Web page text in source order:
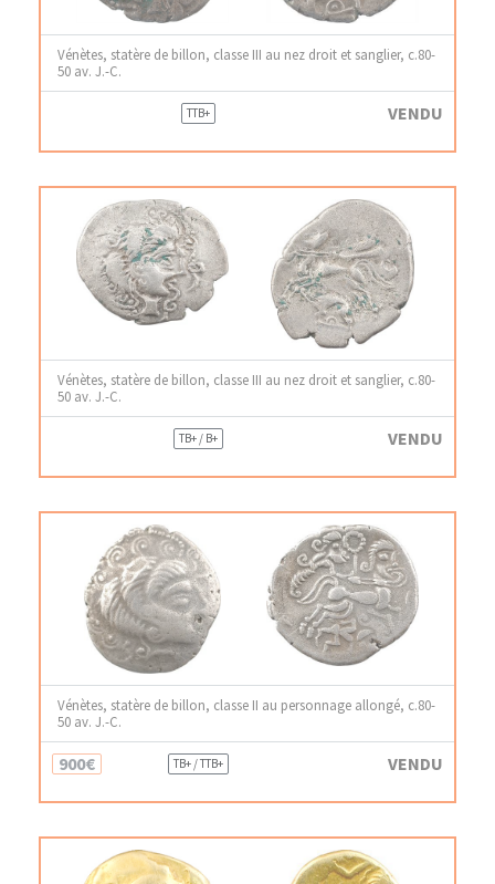
Vénètes, statère de billon, classe III au nez droit et sanglier, c.80-
50 av. J.-C.
TTB+ VENDU
Vénètes, statère de billon, classe III au nez droit et sanglier, c.80-
50 av. J.-C.
TB+ / B+ VENDU
Vénètes, statère de billon, classe II au personnage allongé, c.80-
50 av. J.-C.
900€ TB+ / TTB+ VENDU